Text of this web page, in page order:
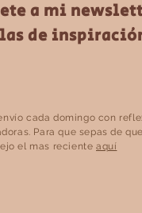
a mi
de
cada domingo con
Para que sepas de
el mas reciente aquí